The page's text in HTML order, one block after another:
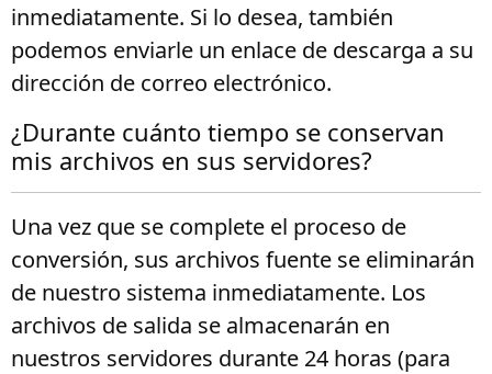
inmediatamente. Si lo desea, también
podemos enviarle un enlace de descarga a su
dirección de correo electrónico.
¿Durante cuánto tiempo se conservan
mis archivos en sus servidores?
Una vez que se complete el proceso de
conversión, sus archivos fuente se eliminarán
de nuestro sistema inmediatamente. Los
archivos de salida se almacenarán en
nuestros servidores durante 24 horas (para